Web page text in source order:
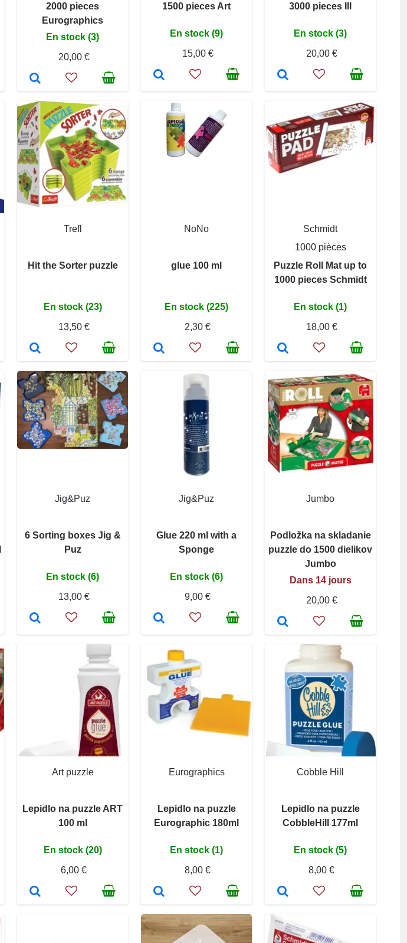
2000 pieces
Eurographics
En stock (3)
20,00 €
1500 pieces Art
En stock (9)
15,00 €
3000 pieces III
En stock (3)
20,00 €
Trefl
Hit the Sorter puzzle
En stock (23)
13,50 €
NoNo
glue 100 ml
En stock (225)
2,30 €
Schmidt
1000 pièces
Puzzle Roll Mat up to
1000 pieces Schmidt
En stock (1)
18,00 €
Jig&Puz
6 Sorting boxes Jig &
Puz
En stock (6)
13,00 €
Jig&Puz
Glue 220 ml with a
Sponge
En stock (6)
9,00 €
Jumbo
Podložka na skladanie
puzzle do 1500 dielikov
Jumbo
Dans 14 jours
20,00 €
Art puzzle
Lepidlo na puzzle ART
100 ml
En stock (20)
6,00 €
Eurographics
Lepidlo na puzzle
Eurographic 180ml
En stock (1)
8,00 €
Cobble Hill
Lepidlo na puzzle
CobbleHill 177ml
En stock (5)
8,00 €